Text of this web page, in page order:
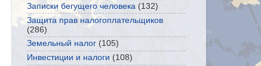
Записки бегущего человека (132)
Защита прав налогоплательщиков
(286)
Земельный налог (105)
Инвестиции и налоги (108)